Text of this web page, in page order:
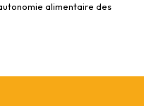
alimentaire des